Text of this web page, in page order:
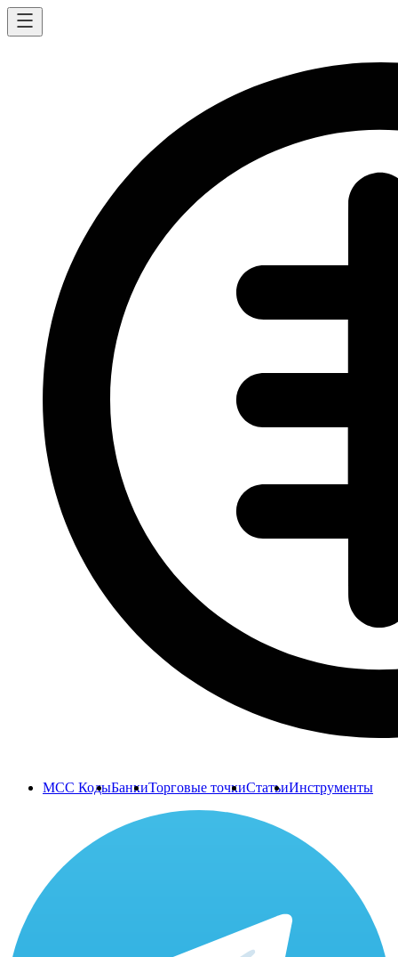
MCC КодыБанкиТорговые точкиСтатьиИнструменты